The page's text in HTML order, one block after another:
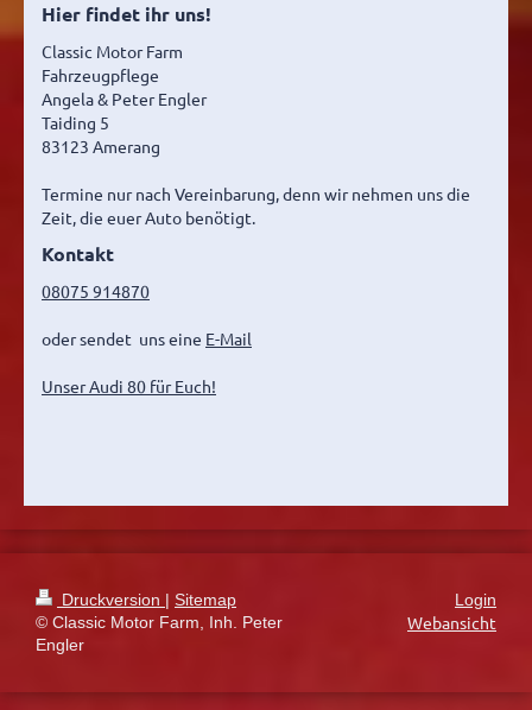
Hier findet ihr uns!
Classic Motor Farm
Fahrzeugpflege
Angela & Peter Engler
Taiding 5
83123 Amerang
Termine nur nach Vereinbarung, denn wir nehmen uns die
Zeit, die euer Auto benötigt.
Kontakt
08075 914870
oder sendet uns eine E-Mail
Unser Audi 80 für Euch!
Druckversion | Sitemap
© Classic Motor Farm, Inh. Peter
Engler
Login
Webansicht